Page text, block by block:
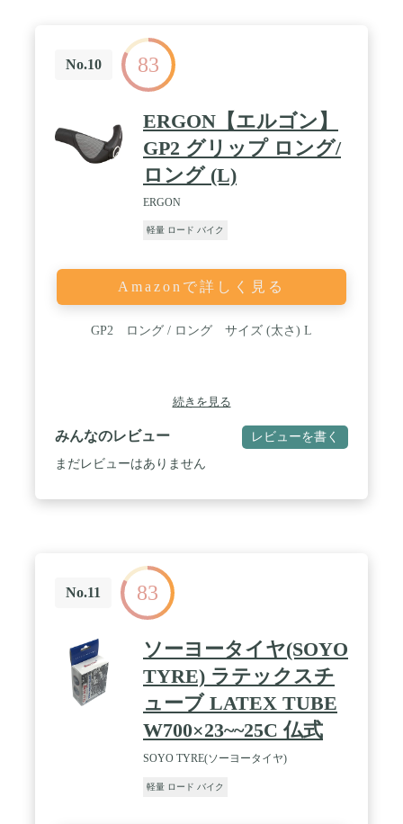
No.10 83
ERGON【エルゴン】
GP2 グリップ ロング/
ロング (L)
ERGON
軽量 ロード バイク
Amazonで詳しく見る
GP2 ロング / ロング サイズ (太さ) L
続きを見る
みんなのレビュー レビューを書く
まだレビューはありません
No.11 83
ソーヨータイヤ(SOYO
TYRE) ラテックスチ
ューブ LATEX TUBE
W700×23~~25C 仏式
SOYO TYRE(ソーヨータイヤ)
軽量 ロード バイク